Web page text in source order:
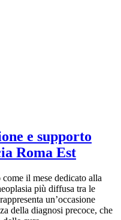
e supporto
Roma Est
il mese dedicato alla
più diffusa tra le
un’occasione
della diagnosi precoce, che